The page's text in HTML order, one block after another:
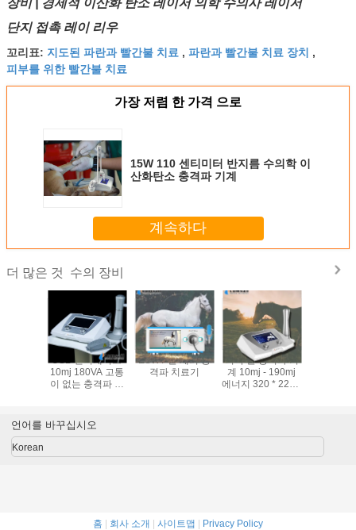
단지 접촉 레이 리우
꼬리표: 지도된 파란과 빨간불 치료 , 파란과 빨간불 치료 장치 ,
피부를 위한 빨간불 치료
가장 저렴 한 가격 으로
15W 110 센티미터 반지름 수의학 이
산화탄소 충격파 기계
계속하다
더 많은 것 수의 장비
ESWT 말 체외 충
격파 치료기
의학 말 충격파 기
계 10mj - 190mj
에너지 320 * 225 *
고통은 말 의료 기
기를 위한 저잡음
말 충격파 기계를
수의 사용은 치료
분쇄 대우 말/개 충
격파 치료 기계를
언어를 바꾸십시오
Korean
홈 | 회사 소개 | 사이트맵 | Privacy Policy